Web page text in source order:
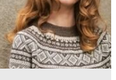
R. van Buel